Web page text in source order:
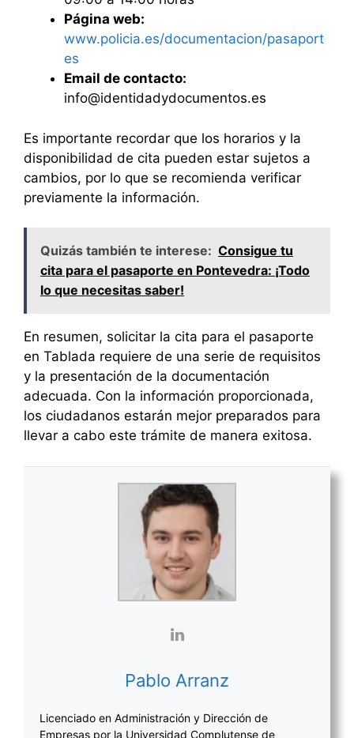
Página web:
www.policia.es/documentacion/pasaport
es
Email de contacto:
info@identidadydocumentos.es
Es importante recordar que los horarios y la
disponibilidad de cita pueden estar sujetos a
cambios, por lo que se recomienda verificar
previamente la información.
Quizás también te interese: Consigue tu
cita para el pasaporte en Pontevedra: ¡Todo
lo que necesitas saber!
En resumen, solicitar la cita para el pasaporte
en Tablada requiere de una serie de requisitos
y la presentación de la documentación
adecuada. Con la información proporcionada,
los ciudadanos estarán mejor preparados para
llevar a cabo este trámite de manera exitosa.
Pablo Arranz
Licenciado en Administración y Dirección de
Empresas por la Universidad Complutense de